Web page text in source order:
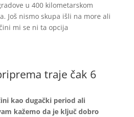
u 400 kilometarskom
Još nismo skupa išli na more ali
mi se ni ta opcija
traje čak 6
kao dugački period ali
kažemo da je ključ dobro